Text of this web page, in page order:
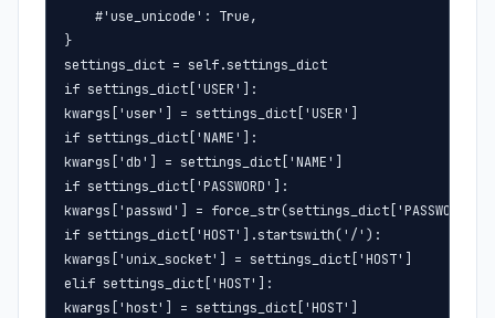
    #'use_unicode': True,
}
settings_dict = self.settings_dict
if settings_dict['USER']:
kwargs['user'] = settings_dict['USER']
if settings_dict['NAME']:
kwargs['db'] = settings_dict['NAME']
if settings_dict['PASSWORD']:
kwargs['passwd'] = force_str(settings_dict['PASSWORD'])
if settings_dict['HOST'].startswith('/'):
kwargs['unix_socket'] = settings_dict['HOST']
elif settings_dict['HOST']:
kwargs['host'] = settings_dict['HOST']